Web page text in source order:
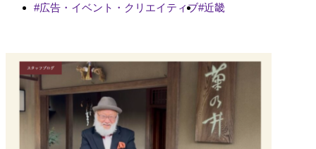
広告・イベント・クリエイティブ 近畿